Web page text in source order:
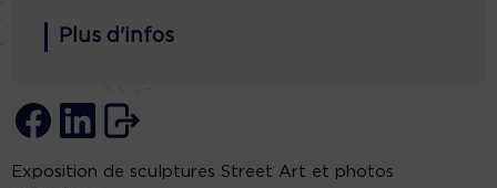
Plus d'infos
Exposition de sculptures Street Art et photos